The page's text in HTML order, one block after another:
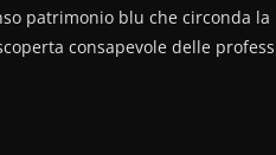
patrimonio blu che circonda
consapevole delle